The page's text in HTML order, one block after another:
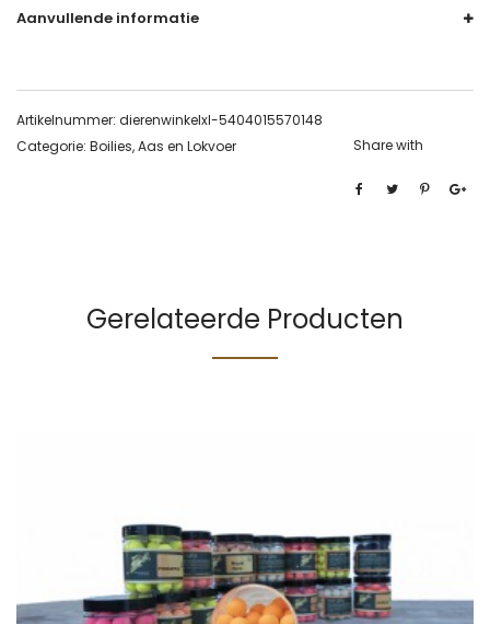
Aanvullende informatie
Artikelnummer: dierenwinkelxl-5404015570148
Categorie: Boilies, Aas en Lokvoer Share with
Gerelateerde Producten